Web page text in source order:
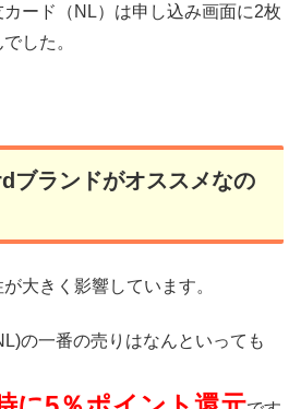
ード（NL）は申し込み画面に2枚
した。
ブランドがオススメなの
大きく影響しています。
の一番の売りはなんといっても